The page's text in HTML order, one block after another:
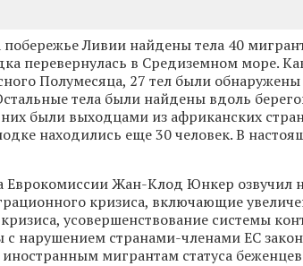
Ливии найдены тела 40
перевернулась в Средиземном море.
Полумесяца, 27 тел были
тела были найдены вдоль
были выходцами из африканских
находились еще 30 человек. В
Еврокомиссии Жан-Клод Юнкер озвучил
кризиса, включающие
усовершенствование системы
с нарушением странами-членами ЕС
мигрантам статуса